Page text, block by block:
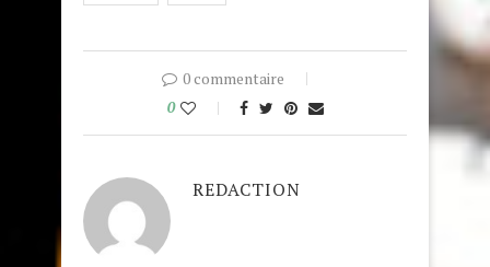
0 commentaire
0
REDACTION